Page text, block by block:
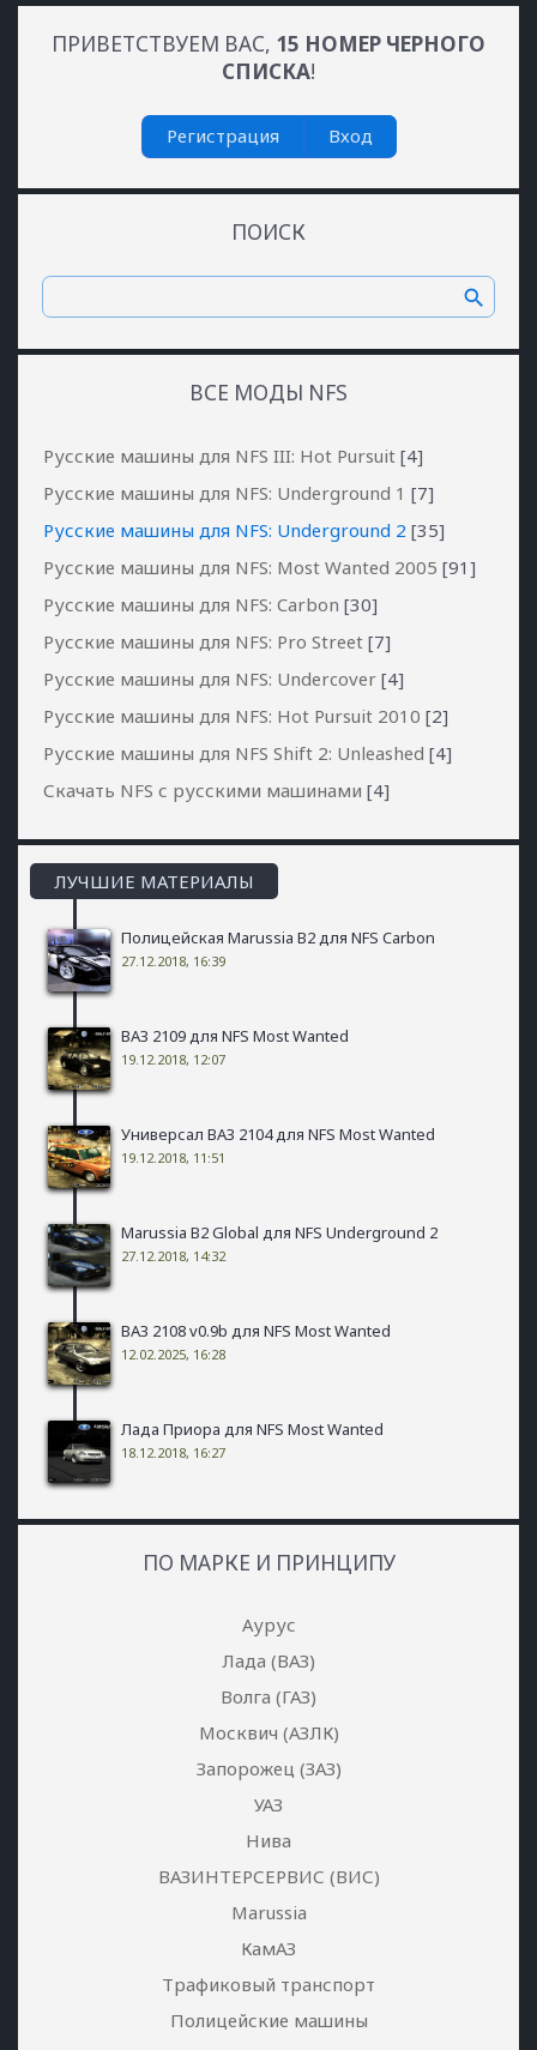
ПРИВЕТСТВУЕМ ВАС, 15 НОМЕР ЧЕРНОГО
СПИСКА!
Регистрация Вход
ПОИСК
ВСЕ МОДЫ NFS
Русские машины для NFS III: Hot Pursuit [4]
Русские машины для NFS: Underground 1 [7]
Русские машины для NFS: Underground 2 [35]
Русские машины для NFS: Most Wanted 2005 [91]
Русские машины для NFS: Carbon [30]
Русские машины для NFS: Pro Street [7]
Русские машины для NFS: Undercover [4]
Русские машины для NFS: Hot Pursuit 2010 [2]
Русские машины для NFS Shift 2: Unleashed [4]
Скачать NFS с русскими машинами [4]
ЛУЧШИЕ МАТЕРИАЛЫ
Полицейская Marussia B2 для NFS Carbon
27.12.2018, 16:39
ВАЗ 2109 для NFS Most Wanted
19.12.2018, 12:07
Универсал ВАЗ 2104 для NFS Most Wanted
19.12.2018, 11:51
Marussia B2 Global для NFS Underground 2
27.12.2018, 14:32
ВАЗ 2108 v0.9b для NFS Most Wanted
12.02.2025, 16:28
Лада Приора для NFS Most Wanted
18.12.2018, 16:27
ПО МАРКЕ И ПРИНЦИПУ
Аурус
Лада (ВАЗ)
Волга (ГАЗ)
Москвич (АЗЛК)
Запорожец (ЗАЗ)
УАЗ
Нива
ВАЗИНТЕРСЕРВИС (ВИС)
Marussia
КамАЗ
Трафиковый транспорт
Полицейские машины